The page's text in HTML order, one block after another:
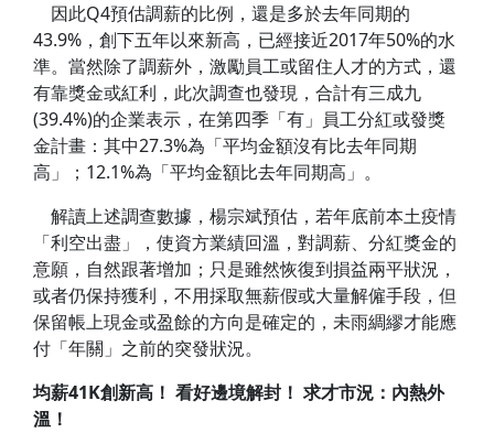
因此Q4預估調薪的比例，還是多於去年同期的
43.9%，創下五年以來新高，已經接近2017年50%的水
準。當然除了調薪外，激勵員工或留住人才的方式，還
有靠獎金或紅利，此次調查也發現，合計有三成九
(39.4%)的企業表示，在第四季「有」員工分紅或發獎
金計畫：其中27.3%為「平均金額沒有比去年同期
高」；12.1%為「平均金額比去年同期高」。
解讀上述調查數據，楊宗斌預估，若年底前本土疫情
「利空出盡」，使資方業績回溫，對調薪、分紅獎金的
意願，自然跟著增加；只是雖然恢復到損益兩平狀況，
或者仍保持獲利，不用採取無薪假或大量解僱手段，但
保留帳上現金或盈餘的方向是確定的，未雨綢繆才能應
付「年關」之前的突發狀況。
均薪41K創新高！ 看好邊境解封！ 求才市況：內熱外
溫！